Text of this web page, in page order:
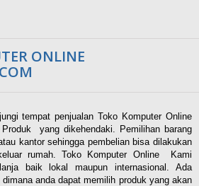
ONLINE
tempat penjualan Toko Komputer Online
yang dikehendaki. Pemilihan barang
kantor sehingga pembelian bisa dilakukan
rumah. Toko Komputer Online Kami
baik lokal maupun internasional. Ada
anda dapat memilih produk yang akan